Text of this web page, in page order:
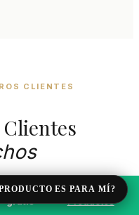
CLIENTES
Clientes
reales — sin
envío
gratis
!
Ver
Productos
ES PARA MÍ?